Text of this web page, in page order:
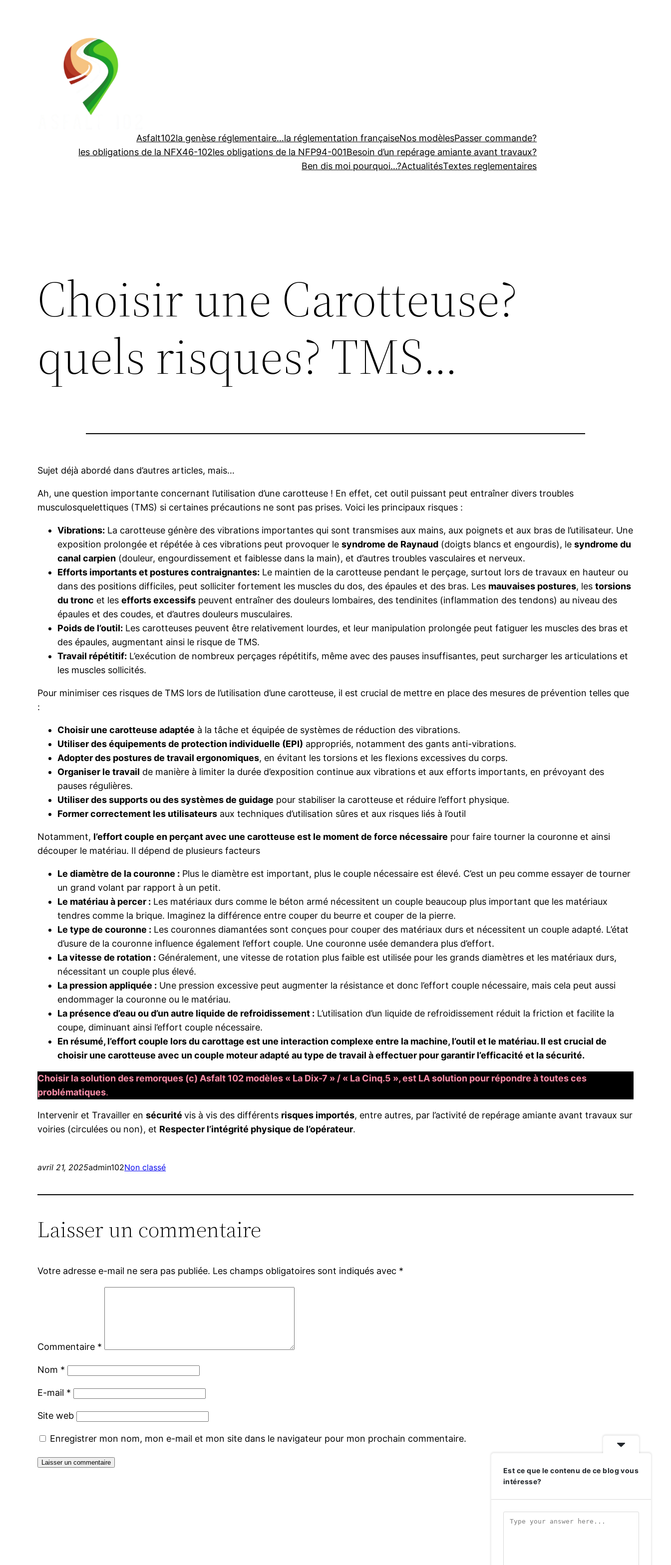
Asfalt102la genèse réglementaire…la réglementation françaiseNos modèlesPasser commande?
les obligations de la NFX46-102les obligations de la NFP94-001Besoin d’un repérage amiante avant travaux?
Ben dis moi pourquoi…?ActualitésTextes reglementaires
Choisir une Carotteuse?
quels risques? TMS…
Sujet déjà abordé dans d’autres articles, mais…
Ah, une question importante concernant l’utilisation d’une carotteuse ! En effet, cet outil puissant peut entraîner divers troubles
musculosquelettiques (TMS) si certaines précautions ne sont pas prises. Voici les principaux risques :
Vibrations: La carotteuse génère des vibrations importantes qui sont transmises aux mains, aux poignets et aux bras de l’utilisateur. Une
exposition prolongée et répétée à ces vibrations peut provoquer lesyndrome de Raynaud (doigts blancs et engourdis), lesyndrome du
canal carpien (douleur, engourdissement et faiblesse dans la main), et d’autres troubles vasculaires et nerveux.
Efforts importants et postures contraignantes: Le maintien de la carotteuse pendant le perçage, surtout lors de travaux en hauteur ou
dans des positions difficiles, peut solliciter fortement les muscles du dos, des épaules et des bras. Les mauvaises postures, lestorsions
du tronc et lesefforts excessifs peuvent entraîner des douleurs lombaires, des tendinites (inflammation des tendons) au niveau des
épaules et des coudes, et d’autres douleurs musculaires.
Poids de l’outil: Les carotteuses peuvent être relativement lourdes, et leur manipulation prolongée peut fatiguer les muscles des bras et
des épaules, augmentant ainsi le risque de TMS.
Travail répétitif: L’exécution de nombreux perçages répétitifs, même avec des pauses insuffisantes, peut surcharger les articulations et
les muscles sollicités.
Pour minimiser ces risques de TMS lors de l’utilisation d’une carotteuse, il est crucial de mettre en place des mesures de prévention telles que
:
Choisir une carotteuse adaptée à la tâche et équipée de systèmes de réduction des vibrations.
Utiliser des équipements de protection individuelle (EPI) appropriés, notamment des gants anti-vibrations.
Adopter des postures de travail ergonomiques, en évitant les torsions et les flexions excessives du corps.
Organiser le travail de manière à limiter la durée d’exposition continue aux vibrations et aux efforts importants, en prévoyant des
pauses régulières.
Utiliser des supports ou des systèmes de guidage pour stabiliser la carotteuse et réduire l’effort physique.
Former correctement les utilisateurs aux techniques d’utilisation sûres et aux risques liés à l’outil
Notamment, l’effort couple en perçant avec une carotteuse est le moment de force nécessaire pour faire tourner la couronne et ainsi
découper le matériau. Il dépend de plusieurs facteurs
Le diamètre de la couronne : Plus le diamètre est important, plus le couple nécessaire est élevé. C’est un peu comme essayer de tourner
un grand volant par rapport à un petit.
Le matériau à percer : Les matériaux durs comme le béton armé nécessitent un couple beaucoup plus important que les matériaux
tendres comme la brique. Imaginez la différence entre couper du beurre et couper de la pierre.
Le type de couronne : Les couronnes diamantées sont conçues pour couper des matériaux durs et nécessitent un couple adapté. L’état
d’usure de la couronne influence également l’effort couple. Une couronne usée demandera plus d’effort.
La vitesse de rotation : Généralement, une vitesse de rotation plus faible est utilisée pour les grands diamètres et les matériaux durs,
nécessitant un couple plus élevé.
La pression appliquée : Une pression excessive peut augmenter la résistance et donc l’effort couple nécessaire, mais cela peut aussi
endommager la couronne ou le matériau.
La présence d’eau ou d’un autre liquide de refroidissement : L’utilisation d’un liquide de refroidissement réduit la friction et facilite la
coupe, diminuant ainsi l’effort couple nécessaire.
En résumé, l’effort couple lors du carottage est une interaction complexe entre la machine, l’outil et le matériau. Il est crucial de
choisir une carotteuse avec un couple moteur adapté au type de travail à effectuer pour garantir l’efficacité et la sécurité.
Choisir la solution des remorques (c) Asfalt 102 modèles « La Dix-7 » / « La Cinq.5 », est LA solution pour répondre à toutes ces
problématiques.
Intervenir et Travailler ensécuritévis à vis des différents risques importés, entre autres, par l’activité de repérage amiante avant travaux sur
voiries (circulées ou non), et Respecter l’intégrité physique de l’opérateur.
avril 21, 2025admin102Non classé
Laisser un commentaire
Votre adresse e-mail ne sera pas publiée. Les champs obligatoires sont indiqués avec *
Commentaire *
Nom *
E-mail *
Site web
Enregistrer mon nom, mon e-mail et mon site dans le navigateur pour mon prochain commentaire.
Est ce que le contenu de ce blog vous
intéresse?